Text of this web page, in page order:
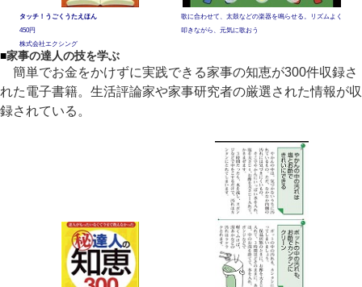
タッチ！うごくうたえほん
450円
株式会社エクシング
歌に合わせて、太鼓などの楽器を鳴らせる。リズムよく
叩きながら、元気に歌おう
■家事の達人の技を学ぶ
簡単でお金をかけずに実践できる家事の知恵が300件収録さ
れた電子書籍。生活評論家や家事研究者の厳選された情報が収
録されている。